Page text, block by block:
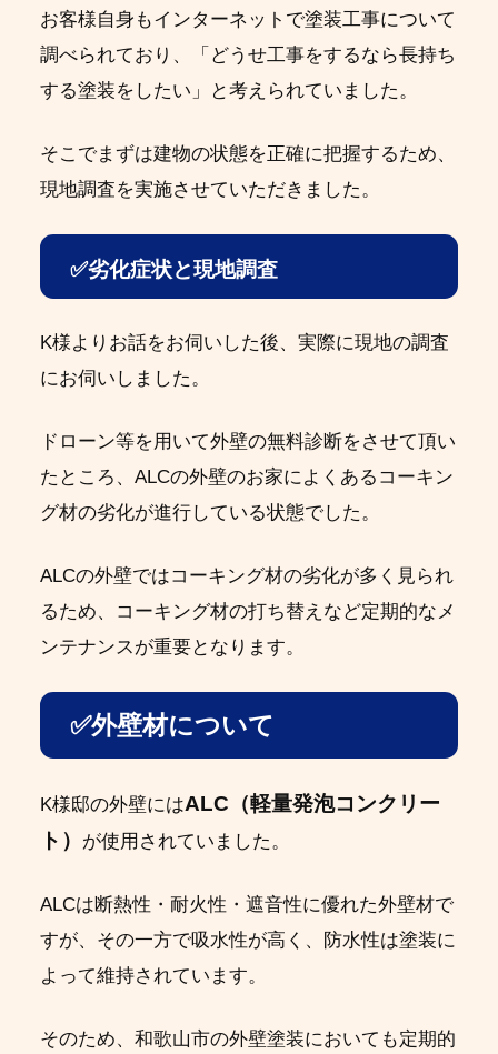
お客様自身もインターネットで塗装工事について
調べられており、「どうせ工事をするなら長持ち
する塗装をしたい」と考えられていました。
そこでまずは建物の状態を正確に把握するため、
現地調査を実施させていただきました。
✅劣化症状と現地調査
K様よりお話をお伺いした後、実際に現地の調査
にお伺いしました。
ドローン等を用いて外壁の無料診断をさせて頂い
たところ、 ALCの外壁のお家によくあるコーキン
グ材の劣化が進行している状態でした。
ALCの外壁ではコーキング材の劣化が多く見られ
るため、コーキング材の打ち替えなど定期的なメ
ンテナンスが重要となります。
✅外壁材について
K様邸の外壁にはALC（軽量発泡コンクリー
ト）
が使用されていました。
ALCは断熱性・耐火性・遮音性に優れた外壁材で
すが、その一方で吸水性が高く、防水性は塗装に
よって維持されています。
そのため、和歌山市の外壁塗装においても定期的